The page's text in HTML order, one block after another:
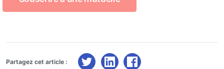
Partagez cet article :